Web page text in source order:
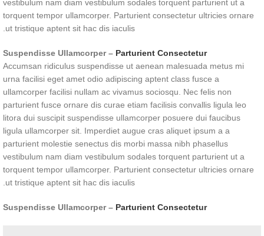
vestibulum nam diam vestibulum sodales torquent parturient ut a
torquent tempor ullamcorper. Parturient consectetur ultricies ornare
ut tristique aptent sit hac dis iaculis.
Suspendisse Ullamcorper – Parturient Consectetur
Accumsan ridiculus suspendisse ut aenean malesuada metus mi
urna facilisi eget amet odio adipiscing aptent class fusce a
ullamcorper facilisi nullam ac vivamus sociosqu. Nec felis non
parturient fusce ornare dis curae etiam facilisis convallis ligula leo
litora dui suscipit suspendisse ullamcorper posuere dui faucibus
ligula ullamcorper sit. Imperdiet augue cras aliquet ipsum a a
parturient molestie senectus dis morbi massa nibh phasellus
vestibulum nam diam vestibulum sodales torquent parturient ut a
torquent tempor ullamcorper. Parturient consectetur ultricies ornare
ut tristique aptent sit hac dis iaculis.
Suspendisse Ullamcorper – Parturient Consectetur